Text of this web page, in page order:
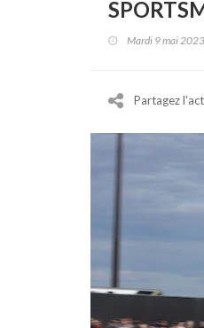
Mardi 9 mai 2023
Partagez